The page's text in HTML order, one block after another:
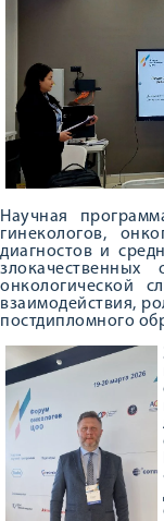
Научная
гинекологов,
диагностов и
онкологической
взаимодействия,
постдипломного